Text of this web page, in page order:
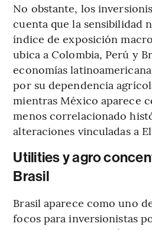
No obstante, los
cuenta que la sensibilidad
índice de exposición
ubica a Colombia, Perú y
economías
por su dependencia
mientras México aparece
menos correlacionado
alteraciones vinculadas a
Utilities y agro
Brasil
Brasil aparece como uno
focos para inversionistas